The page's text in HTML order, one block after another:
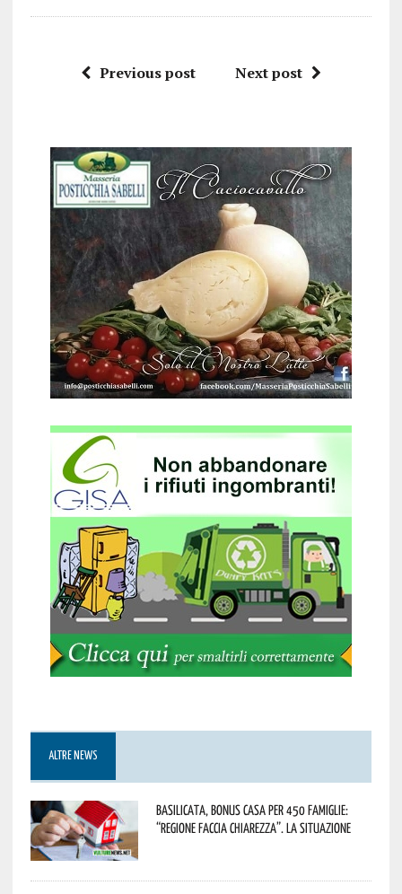
Previous post Next post
ALTRE NEWS
Basilicata, Bonus casa per 450 famiglie:
“Regione faccia chiarezza”. La situazione